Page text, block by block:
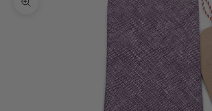
Bild vergrößern